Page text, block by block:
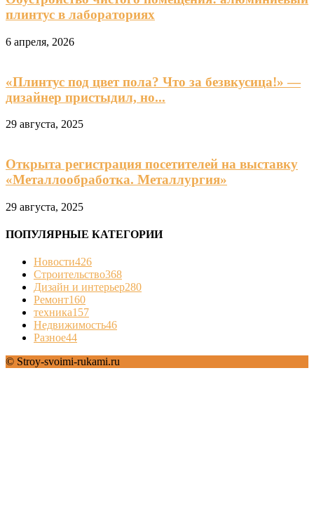
плинтус в лабораториях
6 апреля, 2026
«Плинтус под цвет пола? Что за безвкусица!» —
дизайнер пристыдил, но...
29 августа, 2025
Открыта регистрация посетителей на выставку
«Металлообработка. Металлургия»
29 августа, 2025
ПОПУЛЯРНЫЕ КАТЕГОРИИ
Новости426
Строительство368
Дизайн и интерьер280
Ремонт160
техника157
Недвижимость46
Разное44
© Stroy-svoimi-rukami.ru